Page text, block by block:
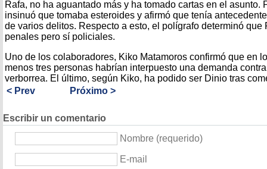
Rafa, no ha aguantado más y ha tomado cartas en el asunto.
insinuó que tomaba esteroides y afirmó que tenía
de varios delitos. Respecto a esto, el polígrafo determinó que
penales pero sí policiales.
Uno de los colaboradores, Kiko Matamoros confirmó que en
menos tres personas habrían interpuesto una demanda
verborrea. El último, según Kiko, ha podido ser Dinio tras
< Prev
Próximo >
Escribir un comentario
Nombre (requerido)
E-mail